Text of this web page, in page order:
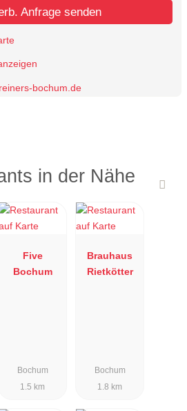
Anfrage senden
bochum.de
in der Nähe
Five
Bochum
Bochum
1.5 km
Brauhaus
Rietkötter
Bochum
1.8 km